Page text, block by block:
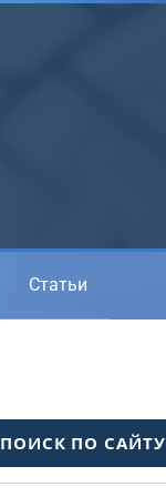
Статьи
ПОИСК ПО САЙТУ